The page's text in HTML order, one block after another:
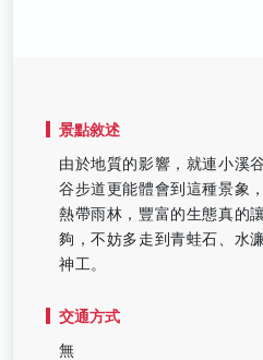
景點敘述
由於地質的影響，就連小溪
谷步道更能體會到這種景象
熱帶雨林，豐富的生態真的
夠，不妨多走到青蛙石、水
神工。
交通方式
無